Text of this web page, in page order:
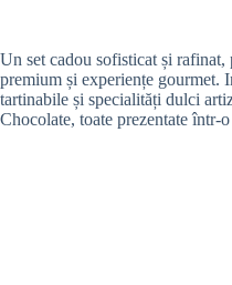
Un set cadou sofisticat și
premium și experiențe gourmet.
tartinabile și specialități dulci
Chocolate, toate prezentate într-